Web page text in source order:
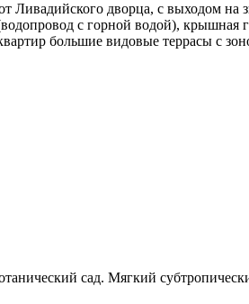
Ливадийского дворца, с выходом на
с горной водой), крышная
большие видовые террасы с
сад. Мягкий